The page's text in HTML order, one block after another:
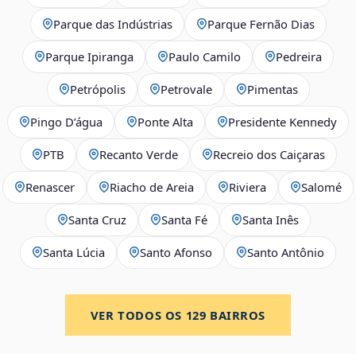
Parque das Indústrias Parque Fernão Dias
Parque Ipiranga Paulo Camilo Pedreira
Petrópolis Petrovale Pimentas
Pingo D’água Ponte Alta Presidente Kennedy
PTB Recanto Verde Recreio dos Caiçaras
Renascer Riacho de Areia Riviera Salomé
Santa Cruz Santa Fé Santa Inês
Santa Lúcia Santo Afonso Santo Antônio
VER TODOS OS 129 BAIRROS